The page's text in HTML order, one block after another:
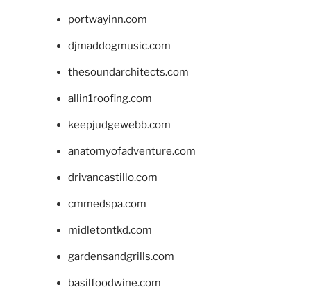
portwayinn.com
djmaddogmusic.com
thesoundarchitects.com
allin1roofing.com
keepjudgewebb.com
anatomyofadventure.com
drivancastillo.com
cmmedspa.com
midletontkd.com
gardensandgrills.com
basilfoodwine.com